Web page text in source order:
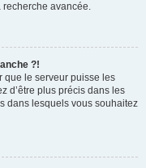
recherche avancée.
?!
que le serveur puisse les
d’être plus précis dans les
dans lesquels vous souhaitez